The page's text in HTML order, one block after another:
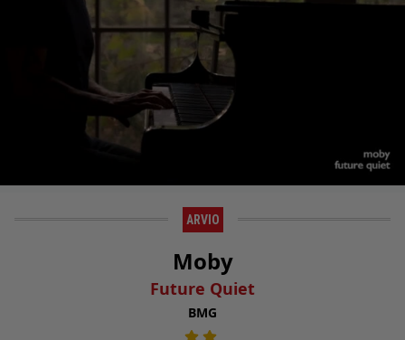
ARVIO
Moby
Future Quiet
BMG